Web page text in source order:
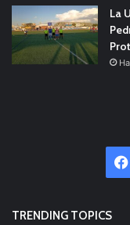
La
TRENDING TOPICS